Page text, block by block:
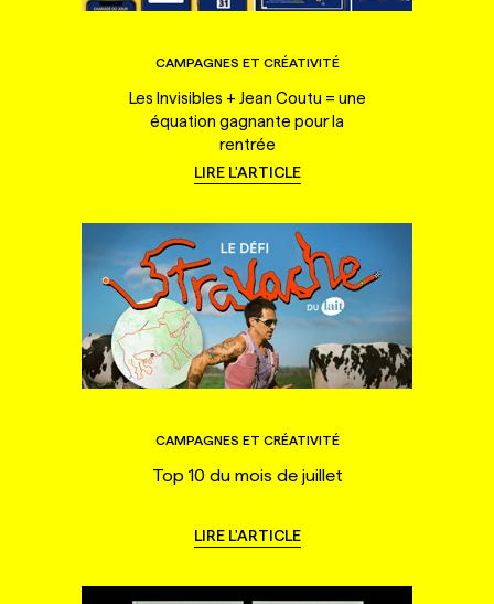
CAMPAGNES ET CRÉATIVITÉ
Les Invisibles + Jean Coutu = une
équation gagnante pour la
rentrée
LIRE L'ARTICLE
CAMPAGNES ET CRÉATIVITÉ
Top 10 du mois de juillet
LIRE L'ARTICLE